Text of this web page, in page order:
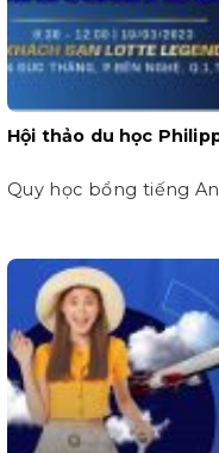
Hội thảo du học
Quy học bổng tiếng